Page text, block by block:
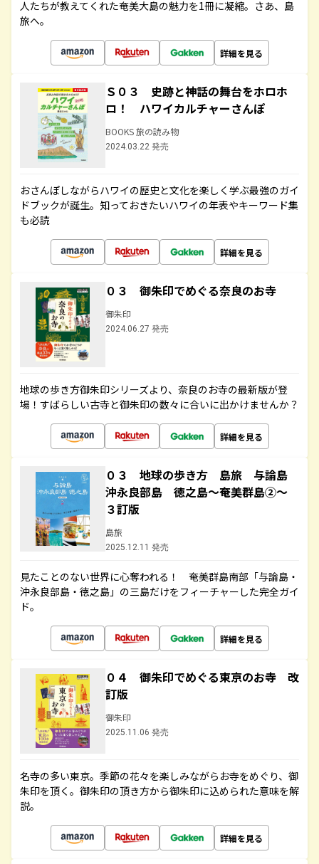
人たちが教えてくれた奄美大島の魅力を1冊に凝縮。さあ、島
旅へ。
詳細を見る
Ｓ０３ 史跡と神話の舞台をホロホ
ロ！ ハワイカルチャーさんぽ
BOOKS 旅の読み物
2024.03.22 発売
おさんぽしながらハワイの歴史と文化を楽しく学ぶ最強のガイ
ドブックが誕生。知っておきたいハワイの年表やキーワード集
も必読
詳細を見る
０３ 御朱印でめぐる奈良のお寺
御朱印
2024.06.27 発売
地球の歩き方御朱印シリーズより、奈良のお寺の最新版が登
場！すばらしい古寺と御朱印の数々に合いに出かけませんか？
詳細を見る
０３ 地球の歩き方 島旅 与論島
沖永良部島 徳之島～奄美群島②～
３訂版
島旅
2025.12.11 発売
見たことのない世界に心奪われる！ 奄美群島南部「与論島・
沖永良部島・徳之島」の三島だけをフィーチャーした完全ガイ
ド。
詳細を見る
０４ 御朱印でめぐる東京のお寺 改
訂版
御朱印
2025.11.06 発売
名寺の多い東京。季節の花々を楽しみながらお寺をめぐり、御
朱印を頂く。御朱印の頂き方から御朱印に込められた意味を解
説。
詳細を見る